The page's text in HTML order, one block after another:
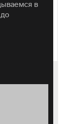
в